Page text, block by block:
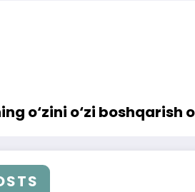
o‘zini o‘zi